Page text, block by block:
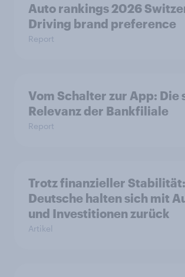
Auto rankings 2026
Driving brand preference
Report
Vom Schalter zur App: Die
Relevanz der Bankfiliale
Report
Trotz finanzieller
Deutsche halten sich mit
und Investitionen zurück
Artikel